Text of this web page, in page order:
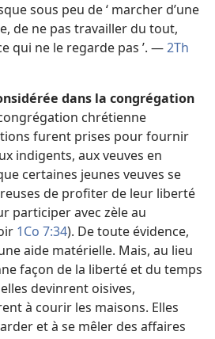
sous peu de ‘ marcher d’une
de ne pas travailler du tout,
qui ne le regarde pas ’. —2Th
dans la congrégation
chrétienne
furent prises pour fournir
indigents, aux veuves en
certaines jeunes veuves se
de profiter de leur liberté
participer avec zèle au
1Co 7:34). De toute évidence,
aide matérielle. Mais, au lieu
façon de la liberté et du temps
devinrent oisives,
à courir les maisons. Elles
et à se mêler des affaires